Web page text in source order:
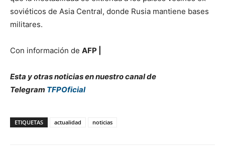
soviéticos de Asia Central, donde Rusia mantiene bases
militares.
Con información de AFP |
Esta y otras noticias en nuestro canal de
Telegram TFPOficial
ETIQUETAS actualidad noticias